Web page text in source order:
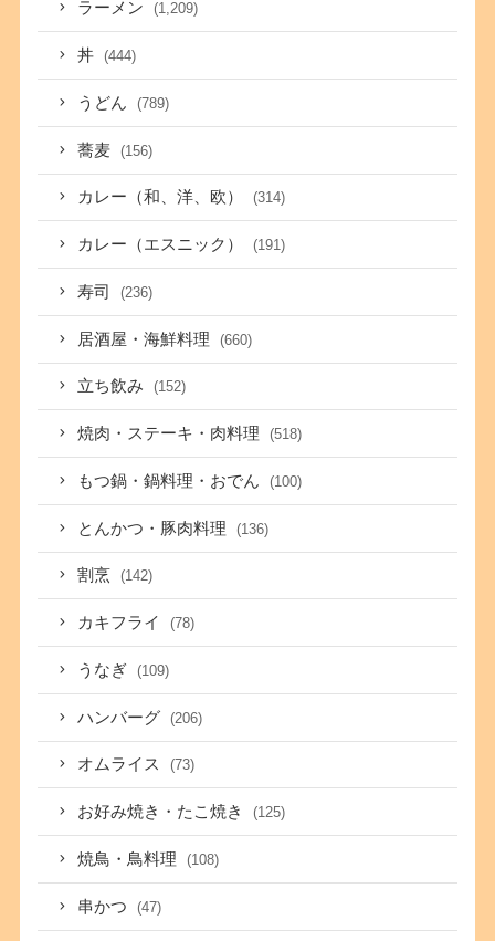
ラーメン (1,209)
丼 (444)
うどん (789)
蕎麦 (156)
カレー（和、洋、欧） (314)
カレー（エスニック） (191)
寿司 (236)
居酒屋・海鮮料理 (660)
立ち飲み (152)
焼肉・ステーキ・肉料理 (518)
もつ鍋・鍋料理・おでん (100)
とんかつ・豚肉料理 (136)
割烹 (142)
カキフライ (78)
うなぎ (109)
ハンバーグ (206)
オムライス (73)
お好み焼き・たこ焼き (125)
焼鳥・鳥料理 (108)
串かつ (47)